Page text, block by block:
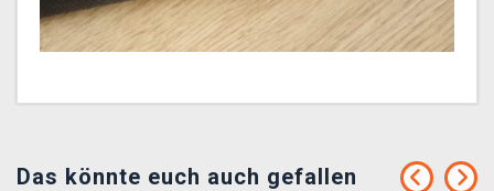
Das könnte euch auch gefallen